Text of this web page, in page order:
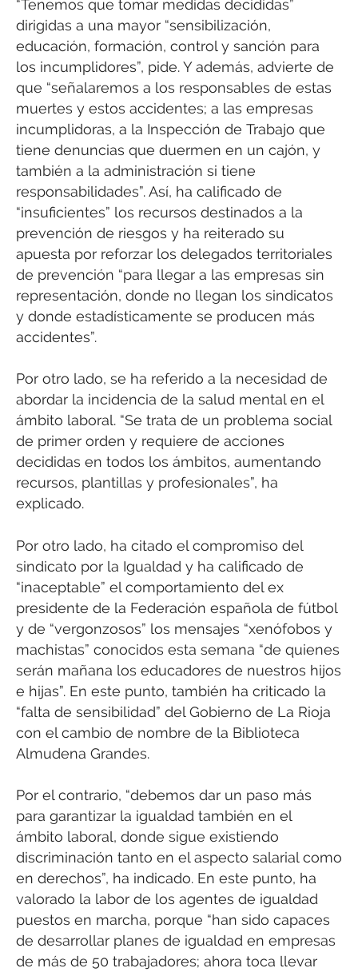
“Tenemos que tomar medidas decididas”
dirigidas a una mayor “sensibilización,
educación, formación, control y sanción para
los incumplidores”, pide. Y además, advierte de
que “señalaremos a los responsables de estas
muertes y estos accidentes; a las empresas
incumplidoras, a la Inspección de Trabajo que
tiene denuncias que duermen en un cajón, y
también a la administración si tiene
responsabilidades”. Así, ha calificado de
“insuficientes” los recursos destinados a la
prevención de riesgos y ha reiterado su
apuesta por reforzar los delegados territoriales
de prevención “para llegar a las empresas sin
representación, donde no llegan los sindicatos
y donde estadísticamente se producen más
accidentes”.
Por otro lado, se ha referido a la necesidad de
abordar la incidencia de la salud mental en el
ámbito laboral. “Se trata de un problema social
de primer orden y requiere de acciones
decididas en todos los ámbitos, aumentando
recursos, plantillas y profesionales”, ha
explicado.
Por otro lado, ha citado el compromiso del
sindicato por la Igualdad y ha calificado de
“inaceptable” el comportamiento del ex
presidente de la Federación española de fútbol
y de “vergonzosos” los mensajes “xenófobos y
machistas” conocidos esta semana “de quienes
serán mañana los educadores de nuestros hijos
e hijas”. En este punto, también ha criticado la
“falta de sensibilidad” del Gobierno de La Rioja
con el cambio de nombre de la Biblioteca
Almudena Grandes.
Por el contrario, “debemos dar un paso más
para garantizar la igualdad también en el
ámbito laboral, donde sigue existiendo
discriminación tanto en el aspecto salarial como
en derechos”, ha indicado. En este punto, ha
valorado la labor de los agentes de igualdad
puestos en marcha, porque “han sido capaces
de desarrollar planes de igualdad en empresas
de más de 50 trabajadores; ahora toca llevar